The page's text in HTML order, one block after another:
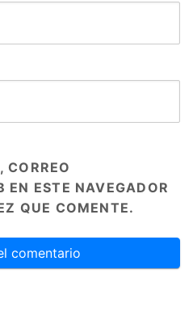
CORREO
EN ESTE NAVEGADOR
QUE COMENTE.